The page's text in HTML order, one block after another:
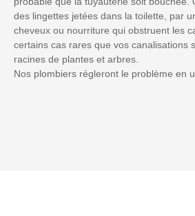
des lingettes jetées dans la toilette, par
cheveux ou nourriture qui obstruent les
certains cas rares que vos canalisations
racines de plantes et arbres.
Nos plombiers régleront le problème en